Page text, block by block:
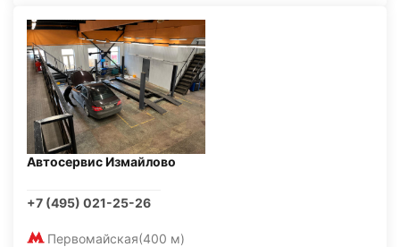
Автосервис Измайлово
+7 (495) 021-25-26
Первомайская(400 м)